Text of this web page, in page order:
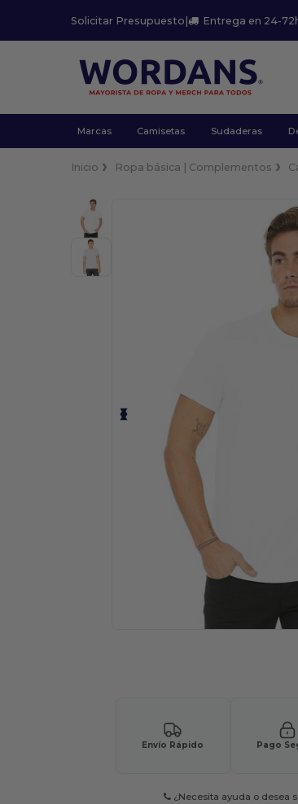
Solicitar Presupuesto | Entrega en 24-
Marcas Camisetas Sudaderas
Inicio Ropa básica | Complementos
Envío Rápido Pago
¿Necesita ayuda o desea